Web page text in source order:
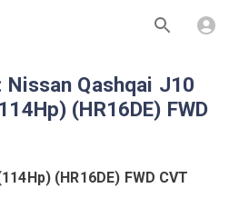
Nissan Qashqai J10
(HR16DE) FWD
(HR16DE) FWD CVT